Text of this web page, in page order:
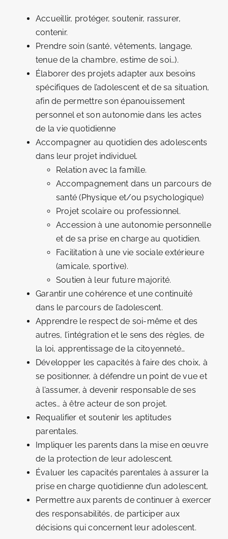
Accueillir, protéger, soutenir, rassurer,
contenir.
Prendre soin (santé, vêtements, langage,
tenue de la chambre, estime de soi…).
Élaborer des projets adapter aux besoins
spécifiques de l’adolescent et de sa situation,
afin de permettre son épanouissement
personnel et son autonomie dans les actes
de la vie quotidienne
Accompagner au quotidien des adolescents
dans leur projet individuel.
Relation avec la famille.
Accompagnement dans un parcours de
santé (Physique et/ou psychologique)
Projet scolaire ou professionnel.
Accession à une autonomie personnelle
et de sa prise en charge au quotidien.
Facilitation à une vie sociale extérieure
(amicale, sportive).
Soutien à leur future majorité.
Garantir une cohérence et une continuité
dans le parcours de l’adolescent.
Apprendre le respect de soi-même et des
autres, l’intégration et le sens des règles, de
la loi, apprentissage de la citoyenneté…
Développer les capacités à faire des choix, à
se positionner, à défendre un point de vue et
à l’assumer, à devenir responsable de ses
actes., à être acteur de son projet.
Requalifier et soutenir les aptitudes
parentales.
Impliquer les parents dans la mise en œuvre
de la protection de leur adolescent.
Évaluer les capacités parentales à assurer la
prise en charge quotidienne d’un adolescent,
Permettre aux parents de continuer à exercer
des responsabilités, de participer aux
décisions qui concernent leur adolescent.